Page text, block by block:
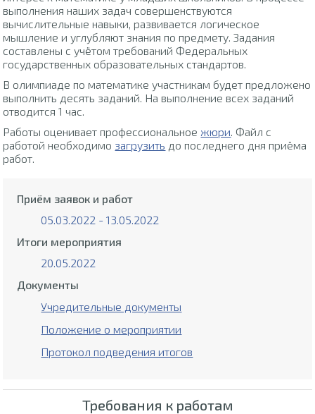
выполнения наших задач совершенствуются
вычислительные навыки, развивается логическое
мышление и углубляют знания по предмету. Задания
составлены с учётом требований Федеральных
государственных образовательных стандартов.
В олимпиаде по математике участникам будет предложено
выполнить десять заданий. На выполнение всех заданий
отводится 1 час.
Работы оценивает профессиональное жюри. Файл с
работой необходимо загрузить до последнего дня приёма
работ.
Приём заявок и работ
05.03.2022 - 13.05.2022
Итоги мероприятия
20.05.2022
Документы
Учредительные документы
Положение о мероприятии
Протокол подведения итогов
Требования к работам